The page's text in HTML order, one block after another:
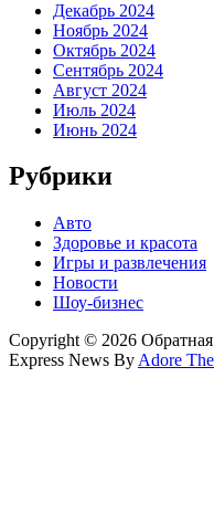
Декабрь 2024
Ноябрь 2024
Октябрь 2024
Сентябрь 2024
Август 2024
Июль 2024
Июнь 2024
Рубрики
Авто
Здоровье и красота
Игры и развлечения
Новости
Шоу-бизнес
Copyright © 2026 Обратная
Express News By Adore